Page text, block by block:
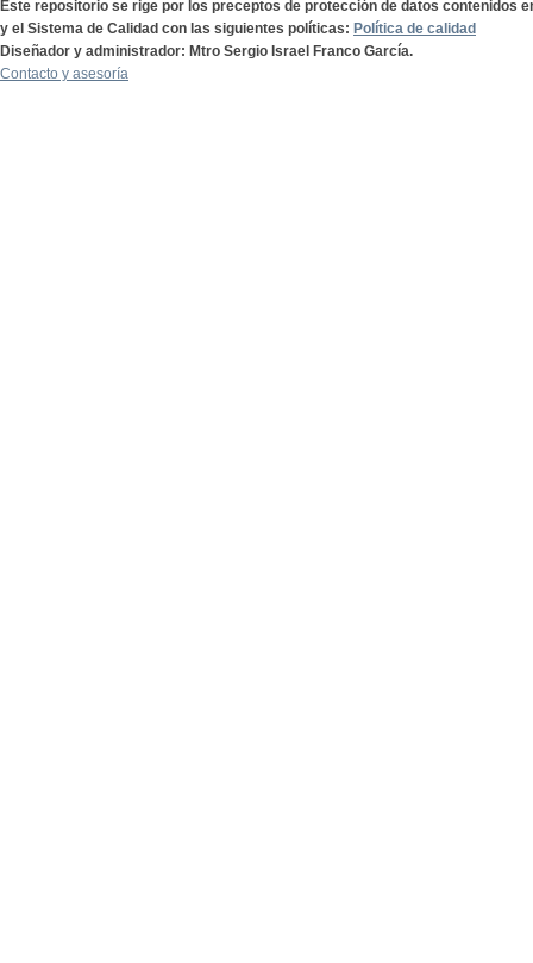
Este repositorio se rige por los preceptos de protección de datos contenidos
y el Sistema de Calidad con las siguientes políticas: Política de calidad
Diseñador y administrador: Mtro Sergio Israel Franco García.
Contacto y asesoría